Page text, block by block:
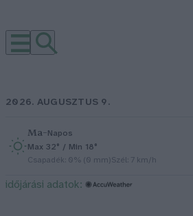
2026. AUGUSZTUS 9.
Ma–Napos
Max 32° / Min 18°
Csapadék: 0% (0 mm)Szél: 7 km/h
időjárási adatok: